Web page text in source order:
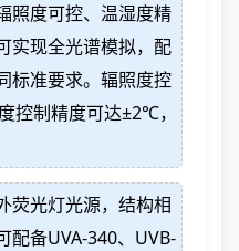
照度可控、温湿度精
实现全光谱模拟，配
标准要求。辐照度控
控制精度可达±2℃，
荧光灯光源，结构相
配备UVA-340、UVB-